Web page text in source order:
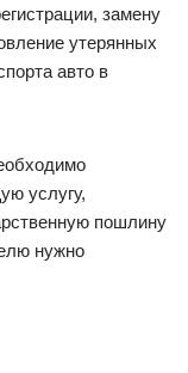
замену
утерянных
авто в
услугу,
пошлину
нужно